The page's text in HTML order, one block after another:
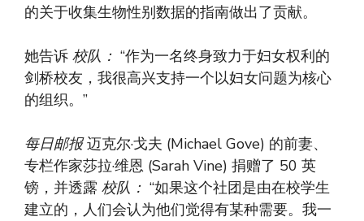
的关于收集生物性别数据的指南做出了贡献。
她告诉 校队： “作为一名终身致力于妇女权利的
剑桥校友，我很高兴支持一个以妇女问题为核心
的组织。”
每日邮报迈克尔·戈夫 (Michael Gove) 的前妻、
专栏作家莎拉·维恩 (Sarah Vine) 捐赠了 50 英
镑，并透露 校队： “如果这个社团是由在校学生
建立的，人们会认为他们觉得有某种需要。我一